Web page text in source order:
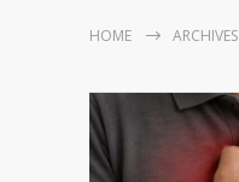
HOME ARCHIVES